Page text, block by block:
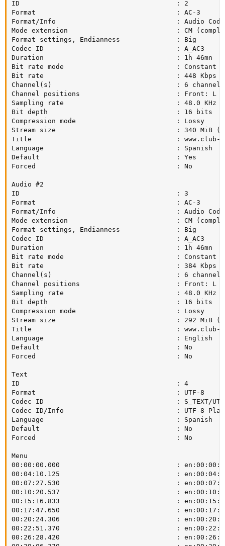
ID                                       : 2
Format                                   : AC-3
Format/Info                              : Audio
Mode extension                           : CM
Format settings, Endianness              : Big
Codec ID                                 : A_AC3
Duration                                 : 1h 46mn
Bit rate mode                            : Constant
Bit rate                                 : 448 Kbps
Channel(s)                               : 6 channels
Channel positions                        : Front: L C
Sampling rate                            : 48.0 KHz
Bit depth                                : 16 bits
Compression mode                         : Lossy
Stream size                              : 340 MiB
Title                                    : www.club-
Language                                 : Spanish
Default                                  : Yes
Forced                                   : No
Audio #2
ID                                       : 3
Format                                   : AC-3
Format/Info                              : Audio
Mode extension                           : CM
Format settings, Endianness              : Big
Codec ID                                 : A_AC3
Duration                                 : 1h 46mn
Bit rate mode                            : Constant
Bit rate                                 : 384 Kbps
Channel(s)                               : 6 channels
Channel positions                        : Front: L C
Sampling rate                            : 48.0 KHz
Bit depth                                : 16 bits
Compression mode                         : Lossy
Stream size                              : 292 MiB
Title                                    : www.club-
Language                                 : English
Default                                  : No
Forced                                   : No
Text
ID                                       : 4
Format                                   : UTF-8
Codec ID                                 : S_TEXT/
Codec ID/Info                            : UTF-8
Language                                 : Spanish
Default                                  : No
Forced                                   : No
Menu
00:00:00.000                             :
00:04:10.125                             :
00:07:27.530                             :
00:10:20.537                             :
00:15:16.833                             :
00:17:47.650                             :
00:20:24.306                             :
00:22:51.370                             :
00:26:28.420                             :